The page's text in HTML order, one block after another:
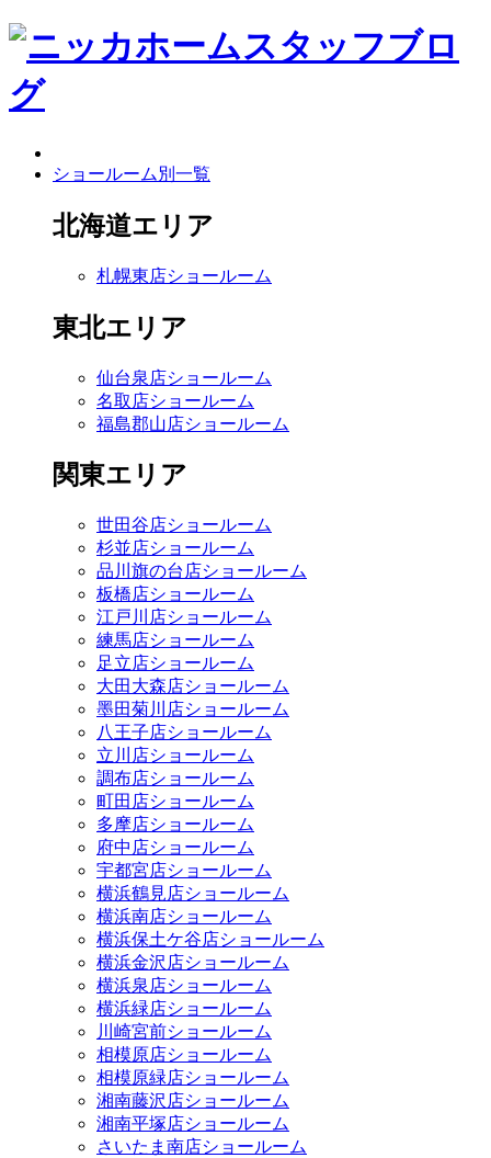
ショールーム別一覧
北海道エリア
札幌東店ショールーム
東北エリア
仙台泉店ショールーム
名取店ショールーム
福島郡山店ショールーム
関東エリア
世田谷店ショールーム
杉並店ショールーム
品川旗の台店ショールーム
板橋店ショールーム
江戸川店ショールーム
練馬店ショールーム
足立店ショールーム
大田大森店ショールーム
墨田菊川店ショールーム
八王子店ショールーム
立川店ショールーム
調布店ショールーム
町田店ショールーム
多摩店ショールーム
府中店ショールーム
宇都宮店ショールーム
横浜鶴見店ショールーム
横浜南店ショールーム
横浜保土ケ谷店ショールーム
横浜金沢店ショールーム
横浜泉店ショールーム
横浜緑店ショールーム
川崎宮前ショールーム
相模原店ショールーム
相模原緑店ショールーム
湘南藤沢店ショールーム
湘南平塚店ショールーム
さいたま南店ショールーム